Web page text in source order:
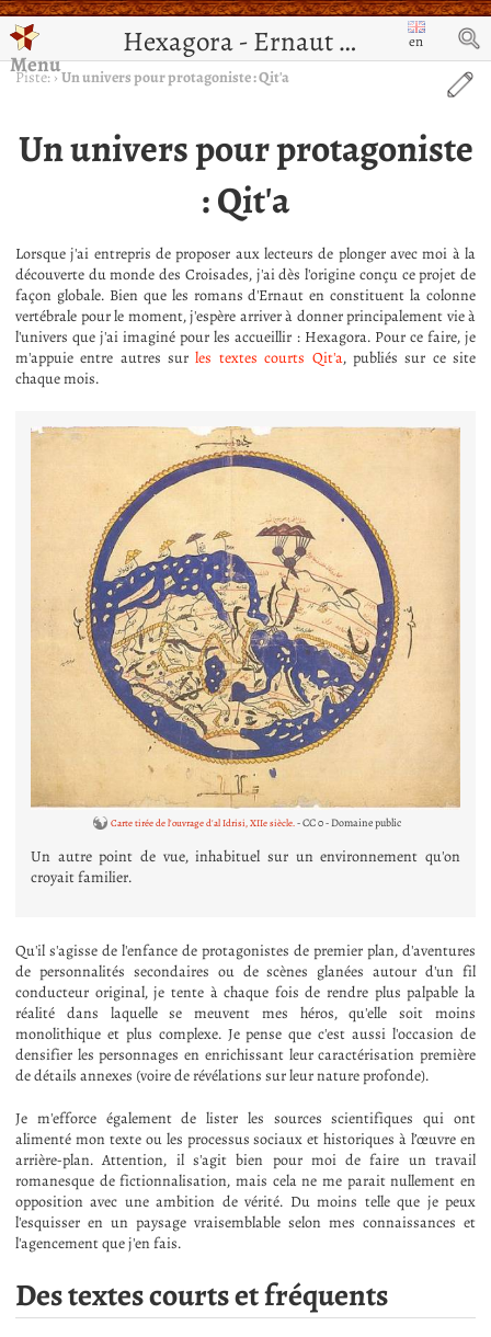
Hexagora - Ernaut de Jérusalem
Menu
en
Piste:›Un univers pour protagoniste : Qit'a
Un univers pour protagoniste
: Qit'a
Lorsque j'ai entrepris de proposer aux lecteurs de plonger avec moi à la
découverte du monde des Croisades, j'ai dès l'origine conçu ce projet de
façon globale. Bien que les romans d'Ernaut en constituent la colonne
vertébrale pour le moment, j'espère arriver à donner principalement vie à
l'univers que j'ai imaginé pour les accueillir : Hexagora. Pour ce faire, je
m'appuie entre autres surles textes courts Qit'a, publiés sur ce site
chaque mois.
Carte tirée de l'ouvrage d'al Idrisi, XIIe siècle.- CC 0 - Domaine public
Un autre point de vue, inhabituel sur un environnement qu'on
croyait familier.
Qu'il s'agisse de l'enfance de protagonistes de premier plan, d'aventures
de personnalités secondaires ou de scènes glanées autour d'un fil
conducteur original, je tente à chaque fois de rendre plus palpable la
réalité dans laquelle se meuvent mes héros, qu'elle soit moins
monolithique et plus complexe. Je pense que c'est aussi l'occasion de
densifier les personnages en enrichissant leur caractérisation première
de détails annexes (voire de révélations sur leur nature profonde).
Je m'efforce également de lister les sources scientifiques qui ont
alimenté mon texte ou les processus sociaux et historiques à l’œuvre en
arrière-plan. Attention, il s'agit bien pour moi de faire un travail
romanesque de fictionnalisation, mais cela ne me parait nullement en
opposition avec une ambition de vérité. Du moins telle que je peux
l'esquisser en un paysage vraisemblable selon mes connaissances et
l'agencement que j'en fais.
Des textes courts et fréquents